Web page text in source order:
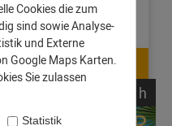
39,90 €
37,51 €
mit Code: e3oc5w99fj
h
Cookies die zum
sind sowie Analyse-
und Externe
Google Maps Karten.
Sie zulassen
Statistik